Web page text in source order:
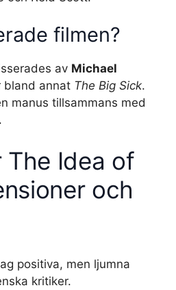
filmen?
av Michael
bland annat The Big Sick.
manus tillsammans med
.
The Idea of
och
positiva, men ljumna
kritiker.